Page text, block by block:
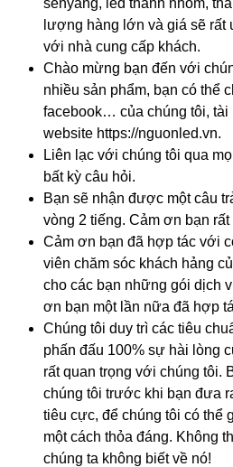
lượng hàng lớn và giá sẽ rất
với nhà cung cấp khách.
Chào mừng bạn đến với
nhiều sản phẩm, bạn có thể
facebook… của chúng tôi, tài
website https://nguonled.vn.
Liên lạc với chúng tôi qua
bất kỳ câu hỏi.
Bạn sẽ nhận được một câu
vòng 2 tiếng. Cảm ơn bạn rất
Cảm ơn bạn đã hợp tác với
viên chăm sóc khách hảng
cho các bạn những gói dịch
ơn bạn một lần nữa đã hợp
Chúng tôi duy trì các tiêu
phấn đấu 100% sự hài lòng
rất quan trọng với chúng tôi.
chúng tôi trước khi bạn đưa
tiêu cực, để chúng tôi có thể
một cách thỏa đáng. Không
chúng ta không biết về nó!